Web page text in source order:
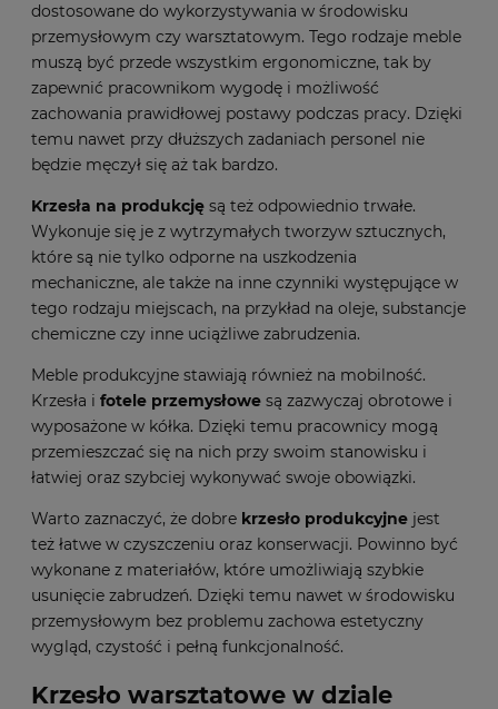
dostosowane do wykorzystywania w środowisku
przemysłowym czy warsztatowym. Tego rodzaje meble
muszą być przede wszystkim ergonomiczne, tak by
zapewnić pracownikom wygodę i możliwość
zachowania prawidłowej postawy podczas pracy. Dzięki
temu nawet przy dłuższych zadaniach personel nie
będzie męczył się aż tak bardzo.
Krzesła na produkcję są też odpowiednio trwałe.
Wykonuje się je z wytrzymałych tworzyw sztucznych,
które są nie tylko odporne na uszkodzenia
mechaniczne, ale także na inne czynniki występujące w
tego rodzaju miejscach, na przykład na oleje, substancje
chemiczne czy inne uciążliwe zabrudzenia.
Meble produkcyjne stawiają również na mobilność.
Krzesła i fotele przemysłowe są zazwyczaj obrotowe i
wyposażone w kółka. Dzięki temu pracownicy mogą
przemieszczać się na nich przy swoim stanowisku i
łatwiej oraz szybciej wykonywać swoje obowiązki.
Warto zaznaczyć, że dobre krzesło produkcyjne jest
też łatwe w czyszczeniu oraz konserwacji. Powinno być
wykonane z materiałów, które umożliwiają szybkie
usunięcie zabrudzeń. Dzięki temu nawet w środowisku
przemysłowym bez problemu zachowa estetyczny
wygląd, czystość i pełną funkcjonalność.
Krzesło warsztatowe w dziale